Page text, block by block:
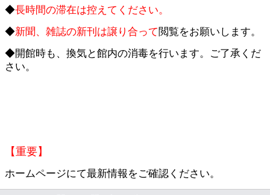
◆長時間の滞在は控えてください。
◆新聞、雑誌の新刊は譲り合って閲覧をお願いします。
◆開館時も、換気と館内の消毒を行います。ご了承くだ
さい。
【重要】
ホームページにて最新情報をご確認ください。